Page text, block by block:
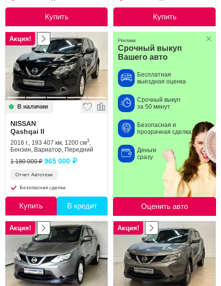
Купить Купить
Акция!
В наличии
NISSAN
Qashqai II
2016 г., 193 407 км, 1200 см3,
Бензин, Вариатор, Передний
1 180 000 ₽ 965 000 ₽
Отчет Автотеки
Безопасная сделка
Купить В кредит
Срочный выкуп
Вашего авто
Бесплатная
выездная оценка
Срочный выкуп
за 50 минут
Безопасная и
прозрачная сделка
Деньги
сразу
Оценить авто
Реклама
Акция! Акция!